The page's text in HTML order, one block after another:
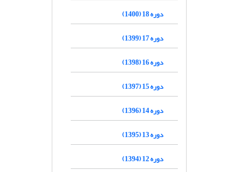
دوره 18 (1400)
دوره 17 (1399)
دوره 16 (1398)
دوره 15 (1397)
دوره 14 (1396)
دوره 13 (1395)
دوره 12 (1394)